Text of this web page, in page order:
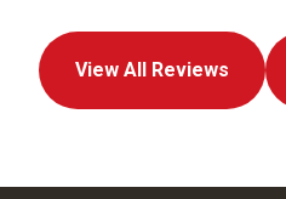
View All Reviews